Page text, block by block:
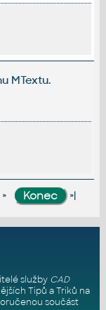
MTextu.
» »|
služby CAD
Tipů a Triků na
součást